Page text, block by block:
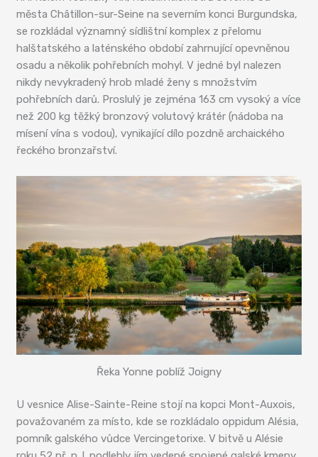
města Châtillon-sur-Seine na severním konci Burgundska,
se rozkládal významný sídlištní komplex z přelomu
halštatského a laténského období zahrnující opevněnou
osadu a několik pohřebních mohyl. V jedné byl nalezen
nikdy nevykradený hrob mladé ženy s množstvím
pohřebních darů. Proslulý je zejména 163 cm vysoký a více
než 200 kg těžký bronzový volutový krátér (nádoba na
mísení vína s vodou), vynikající dílo pozdně archaického
řeckého bronzařství.
Řeka Yonne poblíž Joigny
U vesnice Alise-Sainte-Reine stojí na kopci Mont-Auxois,
považovaném za místo, kde se rozkládalo oppidum Alésia,
pomník galského vůdce Vercingetorixe. V bitvě u Alésie